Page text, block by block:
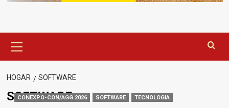
principal
HOGAR SOFTWARE
SOFTWARE
CONEXPO-CON/AGG 2026 SOFTWARE TECNOLOGIA